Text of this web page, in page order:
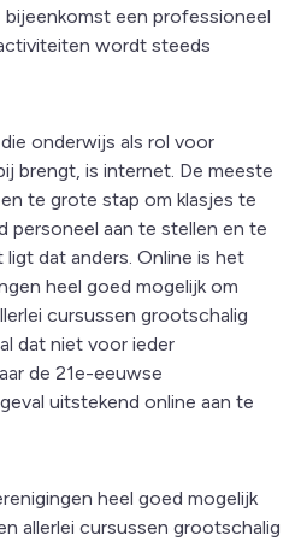
een professioneel
wordt steeds
onderwijs als rol voor
brengt, is internet. De meeste
te grote stap om klasjes te
personeel aan te stellen en te
dat anders. Online is het
heel goed mogelijk om
cursussen grootschalig
dat niet voor ieder
de 21e-eeuwse
uitstekend online aan te
heel goed mogelijk
allerlei cursussen grootschalig